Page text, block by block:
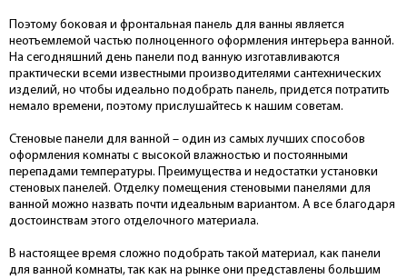
Поэтому боковая и фронтальная панель для ванны является
неотъемлемой частью полноценного оформления интерьера ванной.
На сегодняшний день панели под ванную изготавливаются
практически всеми известными производителями сантехнических
изделий, но чтобы идеально подобрать панель, придется потратить
немало времени, поэтому прислушайтесь к нашим советам.
Стеновые панели для ванной – один из самых лучших способов
оформления комнаты с высокой влажностью и постоянными
перепадами температуры. Преимущества и недостатки установки
стеновых панелей. Отделку помещения стеновыми панелями для
ванной можно назвать почти идеальным вариантом. А все благодаря
достоинствам этого отделочного материала.
В настоящее время сложно подобрать такой материал, как панели
для ванной комнаты, так как на рынке они представлены большим